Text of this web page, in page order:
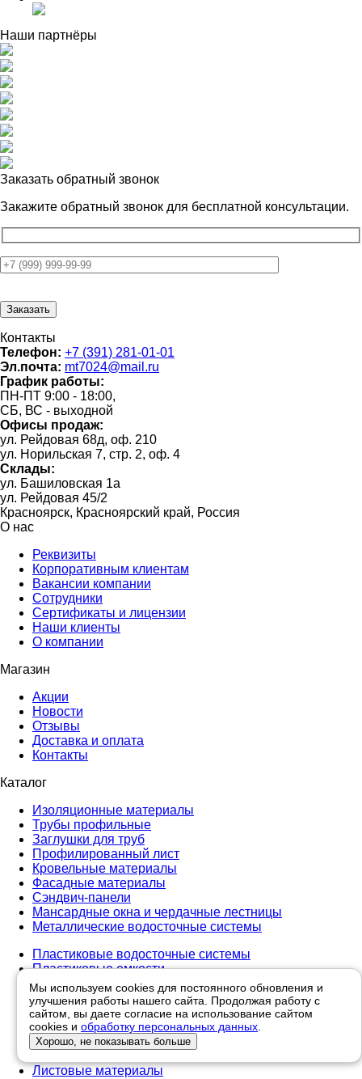
Наши партнёры
Заказать обратный звонок
Закажите обратный звонок для бесплатной консультации.
Контакты
Телефон: +7 (391) 281-01-01
Эл.почта: mt7024@mail.ru
График работы:
ПН-ПТ 9:00 - 18:00,
СБ, ВС - выходной
Офисы продаж:
ул. Рейдовая 68д, оф. 210
ул. Норильская 7, стр. 2, оф. 4
Склады:
ул. Башиловская 1а
ул. Рейдовая 45/2
Красноярск, Красноярский край, Россия
О нас
Реквизиты
Корпоративным клиентам
Вакансии компании
Сотрудники
Сертификаты и лицензии
Наши клиенты
О компании
Магазин
Акции
Новости
Отзывы
Доставка и оплата
Контакты
Каталог
Изоляционные материалы
Трубы профильные
Заглушки для труб
Профилированный лист
Кровельные материалы
Фасадные материалы
Сэндвич-панели
Мансардные окна и чердачные лестницы
Металлические водосточные системы
Пластиковые водосточные системы
Пластиковые емкости
Заборы и ограждения
Утеплители
Теплицы
Поликарбонат
Профилированные мембраны
Листовые материалы
Мы используем cookies для постоянного обновления и
улучшения работы нашего сайта. Продолжая работу с
сайтом, вы даете согласие на использование сайтом
cookies и обработку персональных данных
Хорошо, не показывать больше